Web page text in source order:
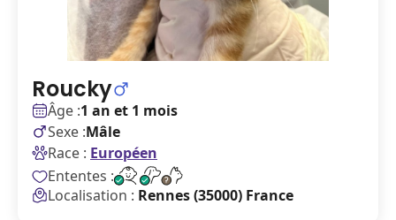
Roucky
Âge :1 an et 1 mois
Sexe :Mâle
Race : Européen
Ententes :
Localisation : Rennes (35000) France